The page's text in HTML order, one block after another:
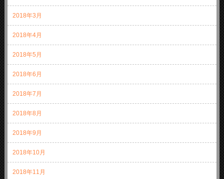
2018年3月
2018年4月
2018年5月
2018年6月
2018年7月
2018年8月
2018年9月
2018年10月
2018年11月